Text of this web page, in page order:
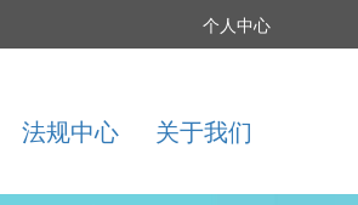
个人中心
关于我们
法规中心